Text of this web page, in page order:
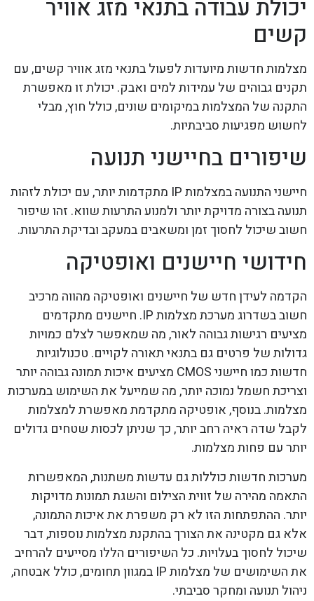
יכולת עבודה בתנאי מזג אוויר
קשים
מצלמות חדשות מיועדות לפעול בתנאי מזג אוויר קשים, עם
תקנים גבוהים של עמידות למים ואבק. יכולת זו מאפשרת
התקנה של המצלמות במיקומים שונים, כולל חוץ, מבלי
לחשוש מפגיעות סביבתיות.
שיפורים בחיישני תנועה
חיישני התנועה במצלמות IP מתקדמות יותר, עם יכולת לזהות
תנועה בצורה מדויקת יותר ולמנוע התרעות שווא. זהו שיפור
חשוב שיכול לחסוך זמן ומשאבים במעקב ובדיקת התרעות.
חידושי חיישנים ואופטיקה
הקדמה לעידן חדש של חיישנים ואופטיקה מהווה מרכיב
חשוב בשדרוג מערכת מצלמות IP. חיישנים מתקדמים
מציעים רגישות גבוהה לאור, מה שמאפשר לצלם כמויות
גדולות של פרטים גם בתנאי תאורה לקויים. טכנולוגיות
חדשות כמו חיישני CMOS מציעים איכות תמונה גבוהה יותר
וצריכת חשמל נמוכה יותר, מה שמייעל את השימוש במערכות
מצלמות. בנוסף, אופטיקה מתקדמת מאפשרת למצלמות
לקבל שדה ראיה רחב יותר, כך שניתן לכסות שטחים גדולים
יותר עם פחות מצלמות.
מערכות חדשות כוללות גם עדשות משתנות, המאפשרות
התאמה מהירה של זווית הצילום והשגת תמונות מדויקות
יותר. ההתפתחות הזו לא רק משפרת את איכות התמונה,
אלא גם מקטינה את הצורך בהתקנת מצלמות נוספות, דבר
שיכול לחסוך בעלויות. כל השיפורים הללו מסייעים להרחיב
את השימושים של מצלמות IP במגוון תחומים, כולל אבטחה,
ניהול תנועה ומחקר סביבתי.